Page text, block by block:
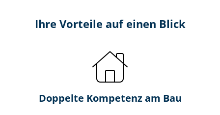
Ihre Vorteile auf einen Blick
Doppelte Kompetenz am Bau